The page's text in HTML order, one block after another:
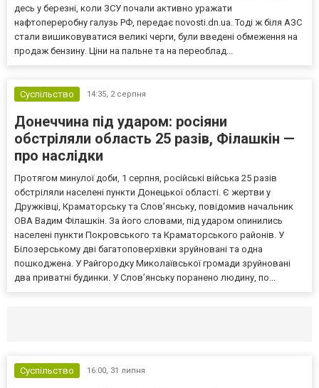
десь у березні, коли ЗСУ почали активно уражати
нафтопереробну галузь РФ, передає novosti.dn.ua. Тоді ж біля АЗС
стали вишиковуватися великі черги, були введені обмеження на
продаж бензину. Ціни на пальне та на переоблад...
Суспільство 14:35, 2 серпня
Донеччина під ударом: росіяни
обстріляли область 25 разів, Філашкін —
про наслідки
Протягом минулої доби, 1 серпня, російські війська 25 разів
обстріляли населені пункти Донецької області. Є жертви у
Дружківці, Краматорську та Слов’янську, повідомив начальник
ОВА Вадим Філашкін. За його словами, під ударом опинились
населені пункти Покровського та Краматорського районів. У
Білозерському дві багатоповерхівки зруйновані та одна
пошкоджена. У Райгородку Миколаївської громади зруйновані
два приватні будинки. У Слов’янську поранено людину, по...
Суспільство 16:00, 31 липня